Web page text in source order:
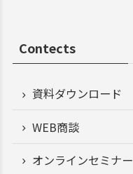
Contects
資料ダウンロード
WEB商談
オンラインセミナー